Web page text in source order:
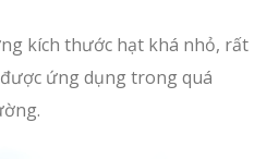
kích thước hạt khá nhỏ, rất
ứng dụng trong quá